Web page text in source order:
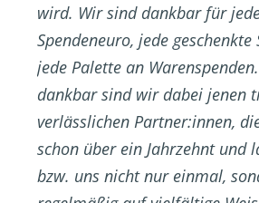
wird. Wir sind dankbar für
Spendeneuro, jede geschenkte
jede Palette an
dankbar sind wir dabei jenen
verlässlichen Partner:innen,
schon über ein Jahrzehnt und
bzw. uns nicht nur einmal,